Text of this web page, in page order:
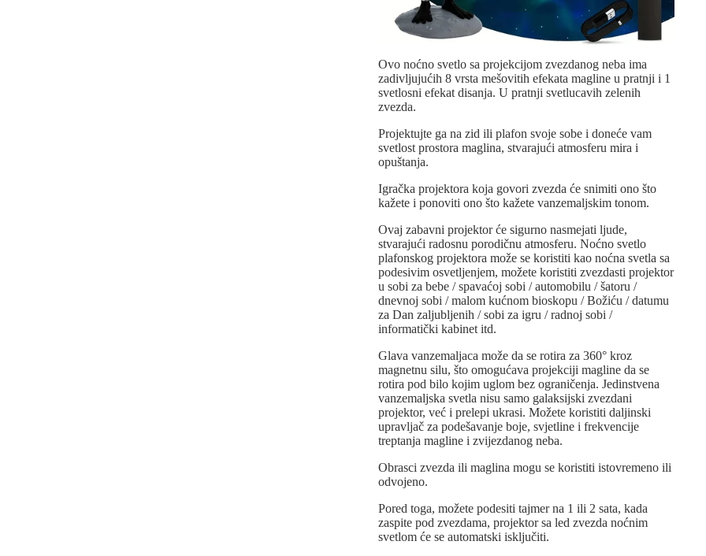
Ovo noćno svetlo sa projekcijom zvezdanog neba ima
zadivljujućih 8 vrsta mešovitih efekata magline u pratnji i 1
svetlosni efekat disanja. U pratnji svetlucavih zelenih
zvezda.
Projektujte ga na zid ili plafon svoje sobe i doneće vam
svetlost prostora maglina, stvarajući atmosferu mira i
opuštanja.
Igračka projektora koja govori zvezda će snimiti ono što
kažete i ponoviti ono što kažete vanzemaljskim tonom.
Ovaj zabavni projektor će sigurno nasmejati ljude,
stvarajući radosnu porodičnu atmosferu. Noćno svetlo
plafonskog projektora može se koristiti kao noćna svetla sa
podesivim osvetljenjem, možete koristiti zvezdasti projektor
u sobi za bebe / spavaćoj sobi / automobilu / šatoru /
dnevnoj sobi / malom kućnom bioskopu / Božiću / datumu
za Dan zaljubljenih / sobi za igru / radnoj sobi /
informatički kabinet itd.
Glava vanzemaljaca može da se rotira za 360° kroz
magnetnu silu, što omogućava projekciji magline da se
rotira pod bilo kojim uglom bez ograničenja. Jedinstvena
vanzemaljska svetla nisu samo galaksijski zvezdani
projektor, već i prelepi ukrasi. Možete koristiti daljinski
upravljač za podešavanje boje, svjetline i frekvencije
treptanja magline i zvijezdanog neba.
Obrasci zvezda ili maglina mogu se koristiti istovremeno ili
odvojeno.
Pored toga, možete podesiti tajmer na 1 ili 2 sata, kada
zaspite pod zvezdama, projektor sa led zvezda noćnim
svetlom će se automatski isključiti.